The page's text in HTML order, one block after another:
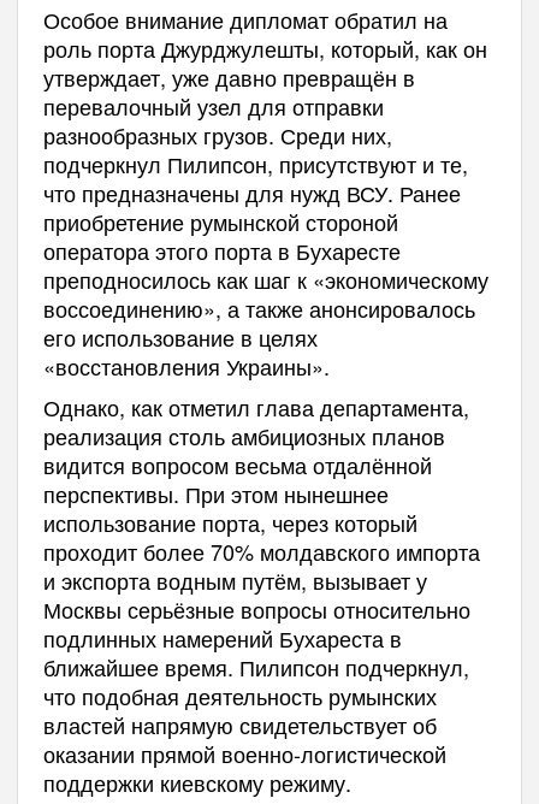
Особое внимание дипломат обратил на
роль порта Джурджулешты, который, как он
утверждает, уже давно превращён в
перевалочный узел для отправки
разнообразных грузов. Среди них,
подчеркнул Пилипсон, присутствуют и те,
что предназначены для нужд ВСУ. Ранее
приобретение румынской стороной
оператора этого порта в Бухаресте
преподносилось как шаг к «экономическому
воссоединению», а также анонсировалось
его использование в целях
«восстановления Украины».
Однако, как отметил глава департамента,
реализация столь амбициозных планов
видится вопросом весьма отдалённой
перспективы. При этом нынешнее
использование порта, через который
проходит более 70% молдавского импорта
и экспорта водным путём, вызывает у
Москвы серьёзные вопросы относительно
подлинных намерений Бухареста в
ближайшее время. Пилипсон подчеркнул,
что подобная деятельность румынских
властей напрямую свидетельствует об
оказании прямой военно-логистической
поддержки киевскому режиму.